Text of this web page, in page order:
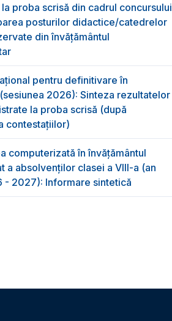
proba scrisă din cadrul concursului
posturilor didactice/catedrelor
din învăţământul
pentru definitivare în
2026): Sinteza rezultatelor
la proba scrisă (după
contestațiilor)
computerizată în învăţământul
a absolvenţilor clasei a VIII-a (an
- 2027): Informare sintetică